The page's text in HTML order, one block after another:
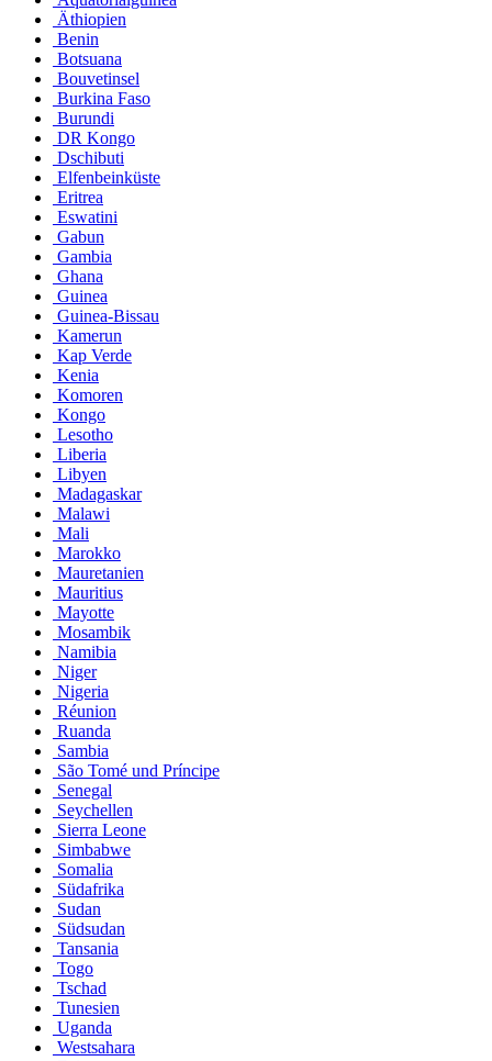
Äthiopien
Benin
Botsuana
Bouvetinsel
Burkina Faso
Burundi
DR Kongo
Dschibuti
Elfenbeinküste
Eritrea
Eswatini
Gabun
Gambia
Ghana
Guinea
Guinea-Bissau
Kamerun
Kap Verde
Kenia
Komoren
Kongo
Lesotho
Liberia
Libyen
Madagaskar
Malawi
Mali
Marokko
Mauretanien
Mauritius
Mayotte
Mosambik
Namibia
Niger
Nigeria
Réunion
Ruanda
Sambia
São Tomé und Príncipe
Senegal
Seychellen
Sierra Leone
Simbabwe
Somalia
Südafrika
Sudan
Südsudan
Tansania
Togo
Tschad
Tunesien
Uganda
Westsahara